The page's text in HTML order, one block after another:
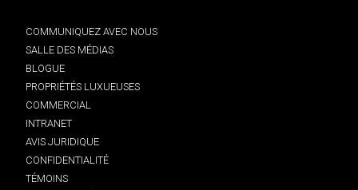
COMMUNIQUEZ AVEC NOUS
SALLE DES MÉDIAS
BLOGUE
PROPRIÉTÉS LUXUEUSES
COMMERCIAL
INTRANET
AVIS JURIDIQUE
CONFIDENTIALITÉ
TÉMOINS